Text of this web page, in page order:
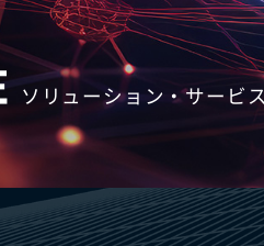
ソリューション・サービス